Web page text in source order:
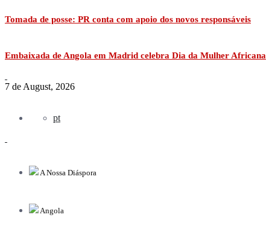
Tomada de posse: PR conta com apoio dos novos responsáveis
Embaixada de Angola em Madrid celebra Dia da Mulher Africana
7 de August, 2026
pt
A Nossa Diáspora
Angola